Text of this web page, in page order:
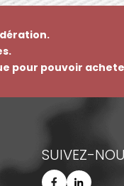
pour pouvoir
SUIVEZ-